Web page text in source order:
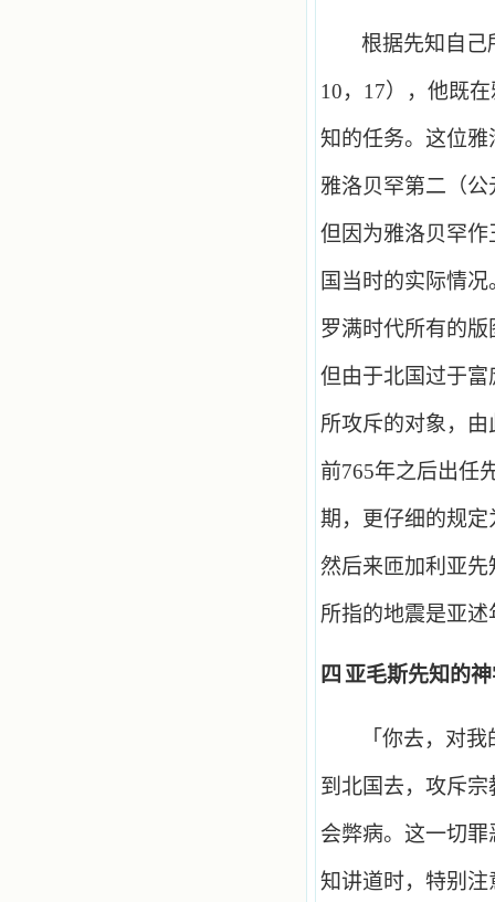
根据先知自己
10， 17），他既
知的任务。这位
雅洛贝罕第二（公
但因为雅洛贝罕
国当时的实际情
罗满时代所有的
但由于北国过于
所攻斥的对象，
前765年之后出任
期，更仔细的规
然后来匝加利亚
所指的地震是亚
四 亚毛斯先知的
「你去，对
到北国去，攻斥
会弊病。这一切
知讲道时，特别